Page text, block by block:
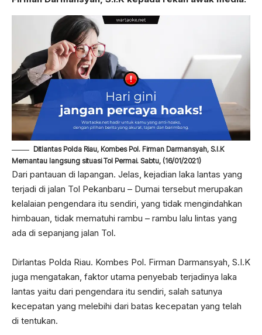
Ditlantas Polda Riau, Kombes Pol. Firman Darmansyah, S.I.K
Memantau langsung situasi Tol Permai. Sabtu, (16/01/2021)
Dari pantauan di lapangan. Jelas, kejadian laka lantas yang
terjadi di jalan Tol Pekanbaru – Dumai tersebut merupakan
kelalaian pengendara itu sendiri, yang tidak mengindahkan
himbauan, tidak mematuhi rambu – rambu lalu lintas yang
ada di sepanjang jalan Tol.
Dirlantas Polda Riau. Kombes Pol. Firman Darmansyah, S.I.K
juga mengatakan, faktor utama penyebab terjadinya laka
lantas yaitu dari pengendara itu sendiri, salah satunya
kecepatan yang melebihi dari batas kecepatan yang telah
di tentukan.